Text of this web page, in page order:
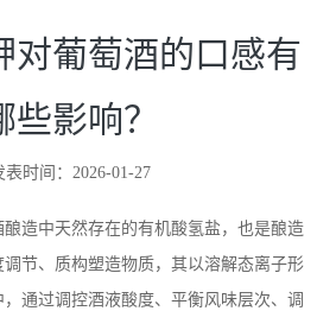
对葡萄酒的口感有
些影响？
表时间：2026-01-27
造中天然存在的有机酸氢盐，也是酿造
节、质构塑造物质，其以溶解态离子形
通过调控酒液酸度、平衡风味层次、调